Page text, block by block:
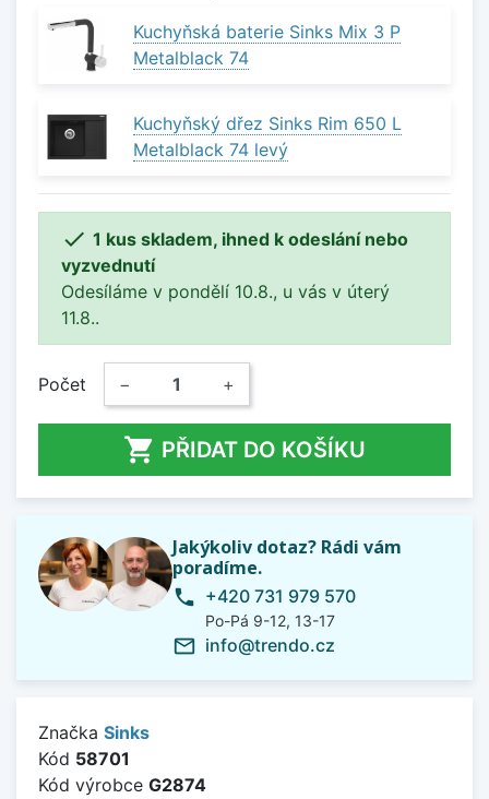
Kuchyňská baterie Sinks Mix 3 P
Metalblack 74
Kuchyňský dřez Sinks Rim 650 L
Metalblack 74 levý
 1 kus skladem, ihned k odeslání nebo
vyzvednutí
Odesíláme v pondělí 10.8., u vás v úterý
11.8..
Počet − +
 PŘIDAT DO KOŠÍKU
Jakýkoliv dotaz? Rádi vám
poradíme.
phone +420 731 979 570
Po-Pá 9-12, 13-17
mail_outline info@trendo.cz
Značka Sinks
Kód 58701
Kód výrobce G2874